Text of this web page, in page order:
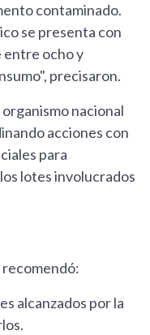
contaminado.
se presenta con
entre ocho y
precisaron.
nacional
acciones con
para
lotes involucrados
alcanzados por la